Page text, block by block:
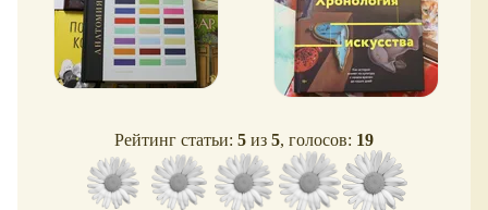
Рейтинг статьи: 5 из 5, голосов: 19